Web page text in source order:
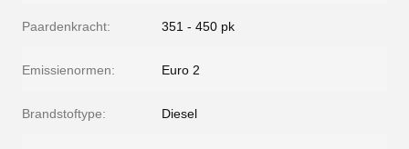
Paardenkracht: 351 - 450 pk
Emissienormen: Euro 2
Brandstoftype: Diesel